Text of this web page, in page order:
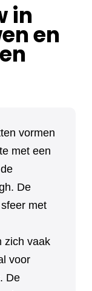
in
en
vormen
met een
De
met
zich vaak
voor
De